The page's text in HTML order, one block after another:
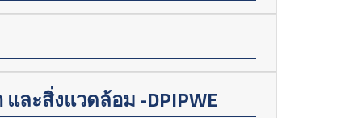
ละสิ่งแวดล้อม -DPIPWE